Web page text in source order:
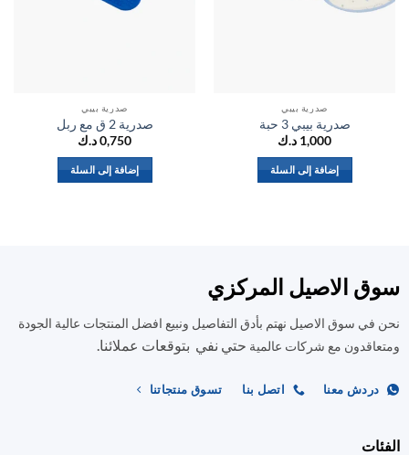
صدرية بيبي
صدرية بيبي 3 حبة
1,000د.ك
إضافة إلى السلة
صدرية بيبي
صدرية 2 ق مع ربل
0,750د.ك
إضافة إلى السلة
الاصيل المركزي
سوق الاصيل نهتم بأدق التفاصيل ونبيع افضل المنتجات عالية الجودة
مع شركات عالميةحتي نفي بتوقعات عملائنا.
دردش معنا اتصل بنا تسوق منتجاتنا